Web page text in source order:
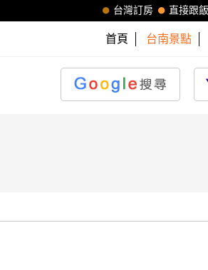
直接跟
台灣訂房
首頁 台南景點